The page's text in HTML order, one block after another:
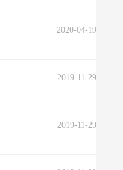
2020-04-19
2019-11-29
2019-11-29